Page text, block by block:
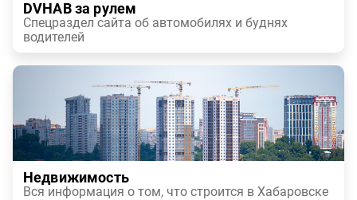
DVHAB за рулем
Спецраздел сайта об автомобилях и буднях
водителей
Недвижимость
Вся информация о том, что строится в Хабаровске